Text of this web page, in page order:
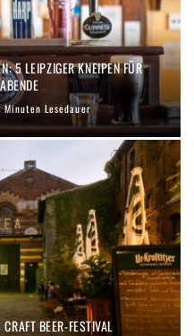
5 LEIPZIGER KNEIPEN FÜR
Lesedauer
BEER-FESTIVAL